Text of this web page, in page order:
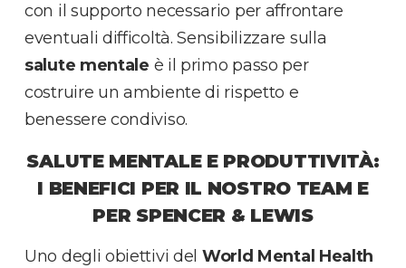
con il supporto necessario per affrontare
eventuali difficoltà. Sensibilizzare sulla
salute mentale è il primo passo per
costruire un ambiente di rispetto e
benessere condiviso.
SALUTE MENTALE E PRODUTTIVITÀ:
I BENEFICI PER IL NOSTRO TEAM E
PER SPENCER & LEWIS
Uno degli obiettivi del World Mental Health